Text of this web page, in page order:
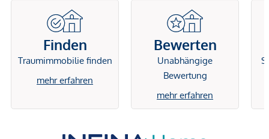
Finden
Traumimmobilie finden
mehr erfahren
Bewerten
Unabhängige
Bewertung
mehr erfahren